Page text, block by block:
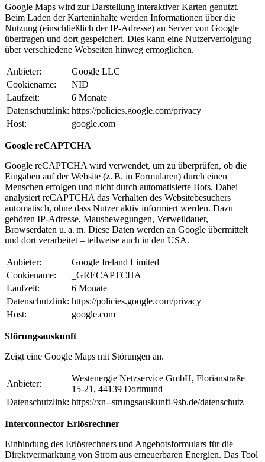
Google Maps wird zur Darstellung interaktiver Karten genutzt.
Beim Laden der Karteninhalte werden Informationen über die
Nutzung (einschließlich der IP-Adresse) an Server von Google
übertragen und dort gespeichert. Dies kann eine Nutzerverfolgung
über verschiedene Webseiten hinweg ermöglichen.
Anbieter:
Google LLC
Cookiename:
NID
Laufzeit:
6 Monate
Datenschutzlink: https://policies.google.com/privacy
Host:
google.com
Google reCAPTCHA
Google reCAPTCHA wird verwendet, um zu überprüfen, ob die
Eingaben auf der Website (z. B. in Formularen) durch einen
Menschen erfolgen und nicht durch automatisierte Bots. Dabei
analysiert reCAPTCHA das Verhalten des Websitebesuchers
automatisch, ohne dass Nutzer aktiv informiert werden. Dazu
gehören IP-Adresse, Mausbewegungen, Verweildauer,
Browserdaten u. a. m. Diese Daten werden an Google übermittelt
und dort verarbeitet – teilweise auch in den USA.
Anbieter:
Google Ireland Limited
Cookiename:
_GRECAPTCHA
Laufzeit:
6 Monate
Datenschutzlink: https://policies.google.com/privacy
Host:
google.com
Störungsauskunft
Zeigt eine Google Maps mit Störungen an.
Anbieter:
Westenergie Netzservice GmbH, Florianstraße
15-21, 44139 Dortmund
Datenschutzlink: https://xn--strungsauskunft-9sb.de/datenschutz
Interconnector Erlösrechner
Einbindung des Erlösrechners und Angebotsformulars für die
Direktvermarktung von Strom aus erneuerbaren Energien. Das Tool